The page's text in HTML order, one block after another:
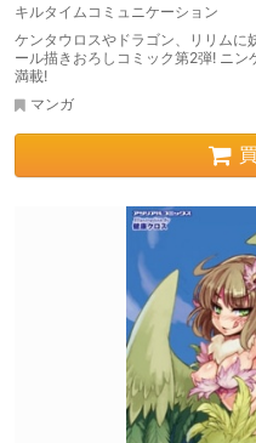
キルタイムコミュニケーション
ケンタウロスやドラゴン、リリムに
ール描きおろしコミック第2弾! ニ
満載!
マンガ